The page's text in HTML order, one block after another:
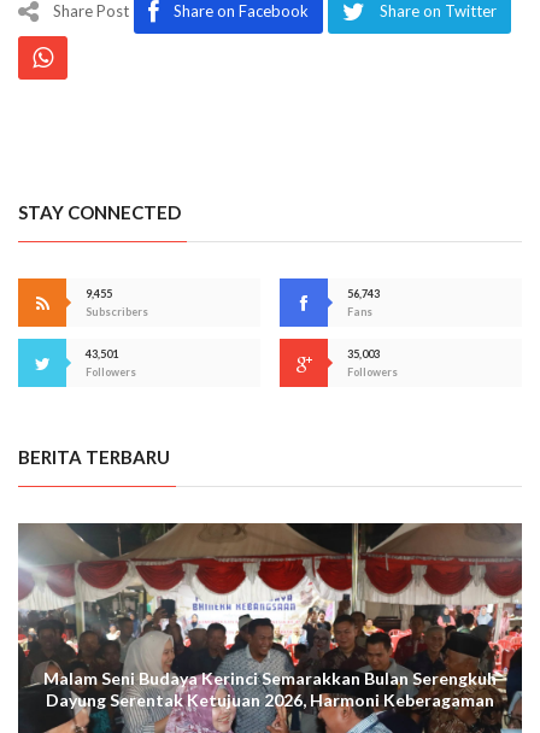
Share Post Share on Facebook Share on Twitter
STAY CONNECTED
9,455
Subscribers
56,743
Fans
43,501
Followers
35,003
Followers
BERITA TERBARU
Malam Seni Budaya Kerinci Semarakkan Bulan Serengkuh
Dayung Serentak Ketujuan 2026, Harmoni Keberagaman
Terus Menggema di Kuala Tungkal